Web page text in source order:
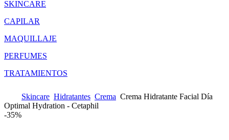
SKINCARE
CAPILAR
MAQUILLAJE
PERFUMES
TRATAMIENTOS
Skincare Hidratantes Crema Crema Hidratante Facial Día
Optimal Hydration - Cetaphil
-35%